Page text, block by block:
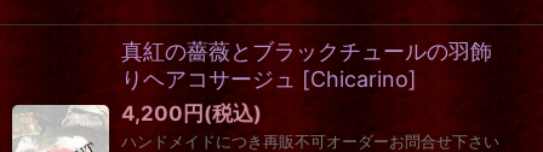
真紅の薔薇とブラックチュールの羽飾
りヘアコサージュ [Chicarino]
4,200円(税込)
ハンドメイドにつき再販不可オーダーお問合せ下さい